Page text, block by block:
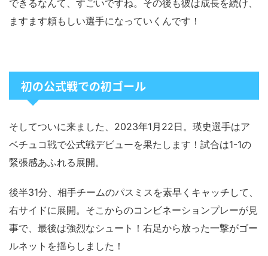
できるなんて、すごいですね。その後も彼は成長を続け、
ますます頼もしい選手になっていくんです！
初の公式戦での初ゴール
そしてついに来ました、2023年1月22日。瑛史選手はア
ベチュコ戦で公式戦デビューを果たします！試合は1-1の
緊張感あふれる展開。
後半31分、相手チームのパスミスを素早くキャッチして、
右サイドに展開。そこからのコンビネーションプレーが見
事で、最後は強烈なシュート！右足から放った一撃がゴー
ルネットを揺らしました！